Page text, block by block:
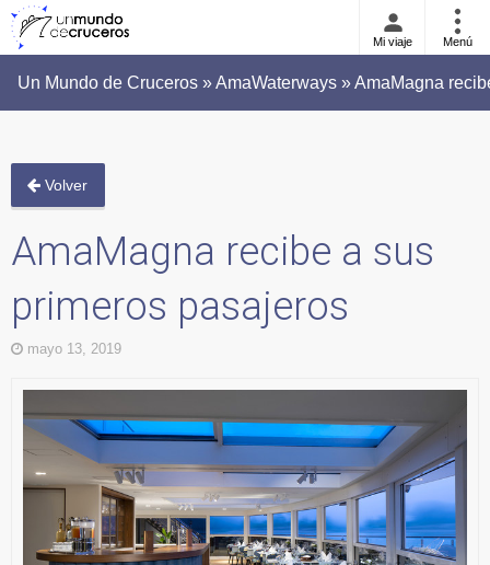
Mi viaje Menú
Un Mundo de Cruceros » AmaWaterways » AmaMagna
Volver
AmaMagna recibe a sus
primeros pasajeros
mayo 13, 2019